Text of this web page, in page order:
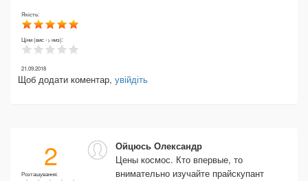
Якість:
Ціни (вис -> низ):
21.09.2018
Щоб додати коментар, увійдіть
2
Розташування:
Ойцюсь Олександр
Цены космос. Кто впервые, то
внимательно изучайте прайскупант